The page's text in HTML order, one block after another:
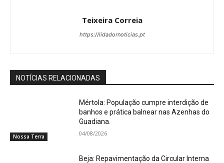
Teixeira Correia
https://lidadornoticias.pt
NOTÍCIAS RELACIONADAS
Nossa Terra
Mértola: População cumpre interdição de
banhos e prática balnear nas Azenhas do
Guadiana.
04/08/2026
Beja: Repavimentação da Circular Interna